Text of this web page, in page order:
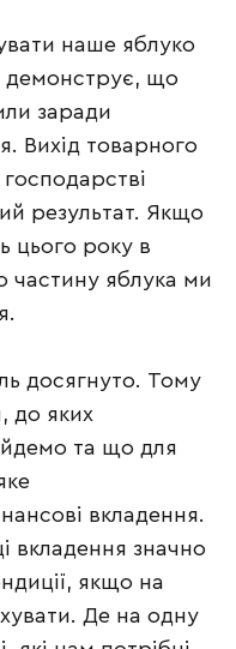
наше яблуко
демонструє, що
заради
Вихід товарного
результат. Якщо
цього року в
частину яблука ми
досягнуто. Тому
до яких
йдемо та що для
вкладення.
вкладення значно
якщо на
Де на одну